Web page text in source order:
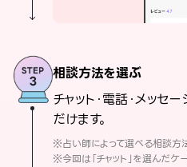
相談方法を選ぶ
チャット・電話・メッセ
だけます。
※占い師によって選べる相談方
※今回は「チャット」を選んだケ